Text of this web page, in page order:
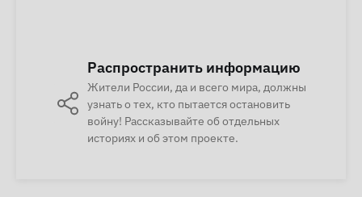
Распространить информацию
Жители России, да и всего мира, должны
узнать о тех, кто пытается остановить
войну! Рассказывайте об отдельных
историях и об этом проекте.